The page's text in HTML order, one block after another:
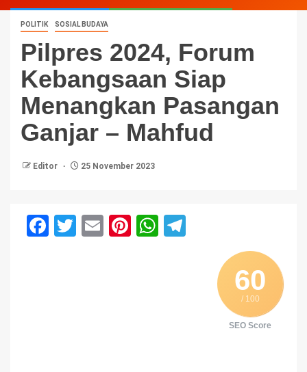
POLITIK SOSIAL BUDAYA
Pilpres 2024, Forum
Kebangsaan Siap
Menangkan Pasangan
Ganjar – Mahfud
Editor 25 November 2023
Facebook
Twitter
EmailPinterest
WhatsApp
60
/ 100
SEO Score